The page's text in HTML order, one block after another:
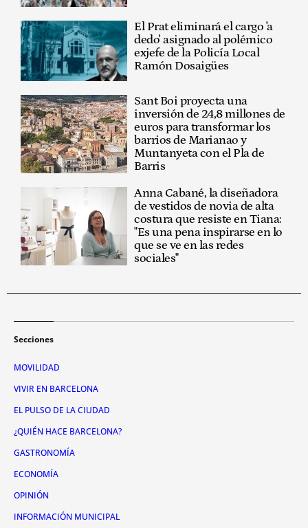
El Prat eliminará el cargo 'a
dedo' asignado al polémico
exjefe de la Policía Local
Ramón Dosaigües
Sant Boi proyecta una
inversión de 24,8 millones de
euros para transformar los
barrios de Marianao y
Muntanyeta con el Pla de
Barris
Anna Cabané, la diseñadora
de vestidos de novia de alta
costura que resiste en Tiana:
"Es una pena inspirarse en lo
que se ve en las redes
sociales"
Secciones
MOVILIDAD
VIVIR EN BARCELONA
EL PULSO DE LA CIUDAD
¿QUIÉN HACE BARCELONA?
GASTRONOMÍA
ECONOMÍA
OPINIÓN
INFORMACIÓN MUNICIPAL